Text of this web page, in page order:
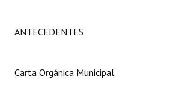
Reglamento Interno
Organigrama
ANTECEDENTES
Carta Orgánica Municipal.